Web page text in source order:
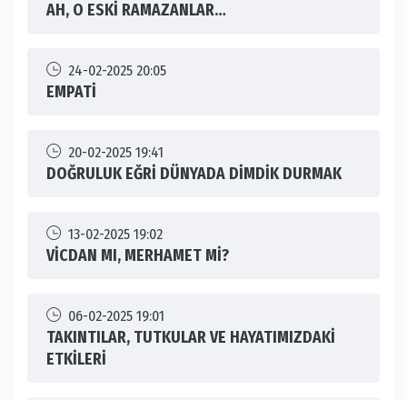
AH, O ESKİ RAMAZANLAR…
24-02-2025 20:05
EMPATİ
20-02-2025 19:41
DOĞRULUK EĞRİ DÜNYADA DİMDİK DURMAK
13-02-2025 19:02
VİCDAN MI, MERHAMET Mİ?
06-02-2025 19:01
TAKINTILAR, TUTKULAR VE HAYATIMIZDAKİ
ETKİLERİ